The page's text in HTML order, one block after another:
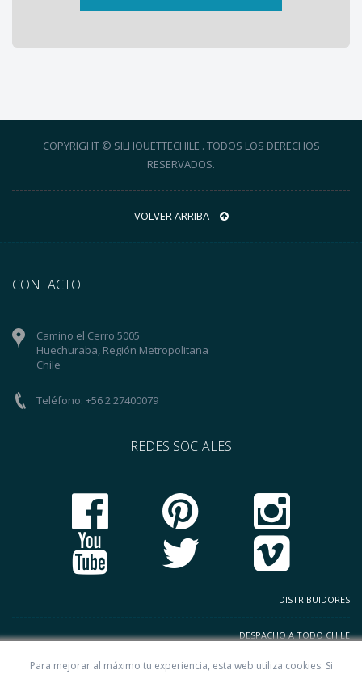
COPYRIGHT © SILHOUETTECHILE . TODOS LOS DERECHOS
RESERVADOS.
VOLVER ARRIBA
CONTACTO
Camino el Cerro 5005
Huechuraba, Región Metropolitana
Chile
Teléfono: +56 2 27400079
REDES SOCIALES
DISTRIBUIDORES
DESPACHO A TODO CHILE
TERMINOS Y CONDICIONES
Para mejorar al máximo tu experiencia, esta web utiliza cookies. Si